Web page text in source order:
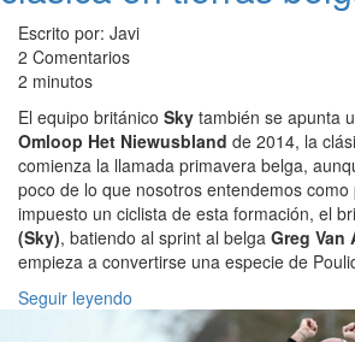
Escrito por: Javi
2 Comentarios
2 minutos
El equipo británico Sky también se apunta
Omloop Het Niewusbland de 2014, la
comienza la llamada primavera belga,
poco de lo que nosotros entendemos como
impuesto un ciclista de esta formación, el
(Sky), batiendo al sprint al belga Greg Van
empieza a convertirse una especie de
Seguir leyendo